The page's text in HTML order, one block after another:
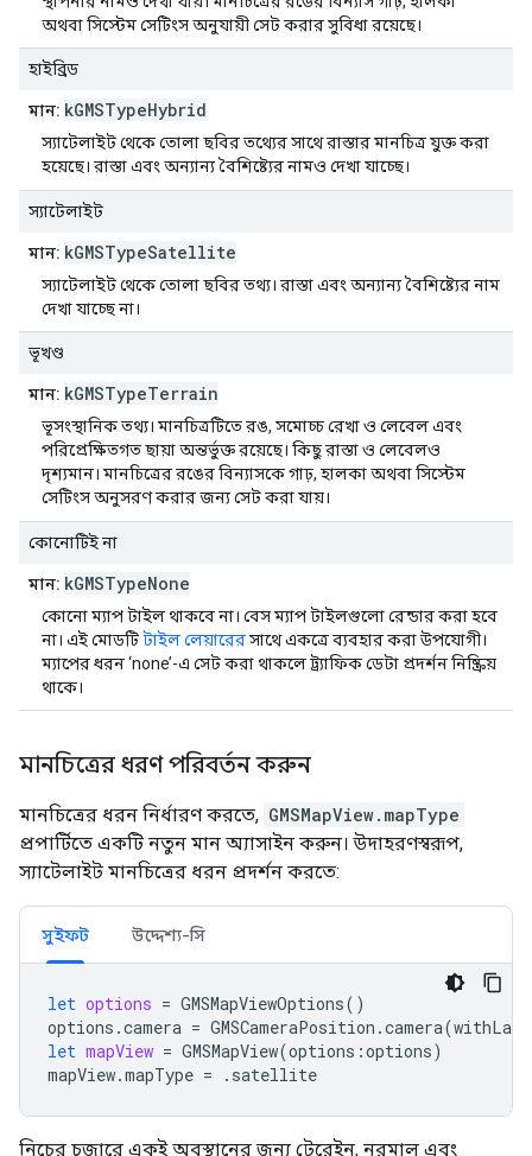
অথবা সিস্টেম সেটিংস অনুযায়ী সেট করার সুবিধা রয়েছে।
হাইব্রিড
মান: kGMSTypeHybrid
স্যাটেলাইট থেকে তোলা ছবির তথ্যের সাথে রাস্তার মানচিত্র যুক্ত করা
হয়েছে। রাস্তা এবং অন্যান্য বৈশিষ্ট্যের নামও দেখা যাচ্ছে।
স্যাটেলাইট
মান: kGMSTypeSatellite
স্যাটেলাইট থেকে তোলা ছবির তথ্য। রাস্তা এবং অন্যান্য বৈশিষ্ট্যের নাম
দেখা যাচ্ছে না।
ভূখণ্ড
মান: kGMSTypeTerrain
ভূসংস্থানিক তথ্য। মানচিত্রটিতে রঙ, সমোচ্চ রেখা ও লেবেল এবং
পরিপ্রেক্ষিতগত ছায়া অন্তর্ভুক্ত রয়েছে। কিছু রাস্তা ও লেবেলও
দৃশ্যমান। মানচিত্রের রঙের বিন্যাসকে গাঢ়, হালকা অথবা সিস্টেম
সেটিংস অনুসরণ করার জন্য সেট করা যায়।
কোনোটিই না
মান: kGMSTypeNone
কোনো ম্যাপ টাইল থাকবে না। বেস ম্যাপ টাইলগুলো রেন্ডার করা হবে
না। এই মোডটিটাইল লেয়ারেরসাথে একত্রে ব্যবহার করা উপযোগী।
ম্যাপের ধরন ‘none’-এ সেট করা থাকলে ট্র্যাফিক ডেটা প্রদর্শন নিষ্ক্রিয়
থাকে।
মানচিত্রের ধরণ পরিবর্তন করুন
মানচিত্রের ধরন নির্ধারণ করতে, GMSMapView.mapType
প্রপার্টিতে একটি নতুন মান অ্যাসাইন করুন। উদাহরণস্বরূপ,
স্যাটেলাইট মানচিত্রের ধরন প্রদর্শন করতে:
সুইফট উদ্দেশ্য-সি
let options = GMSMapViewOptions()
options .camera = GMSCameraPosition .camera(
let mapView = GMSMapView(options :options)
mapView.mapType = . satellite
নিচের চুজারে একই অবস্থানের জন্য টেরেইন, নরমাল এবং